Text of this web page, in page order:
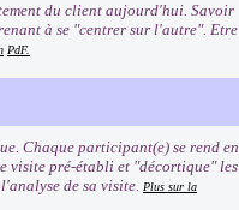
du client aujourd'hui. Savoir
à se "centrer sur l'autre". Etre
PdF.
Chaque participant(e) se rend en
visite pré-établi et "décortique" les
de sa visite. Plus sur la